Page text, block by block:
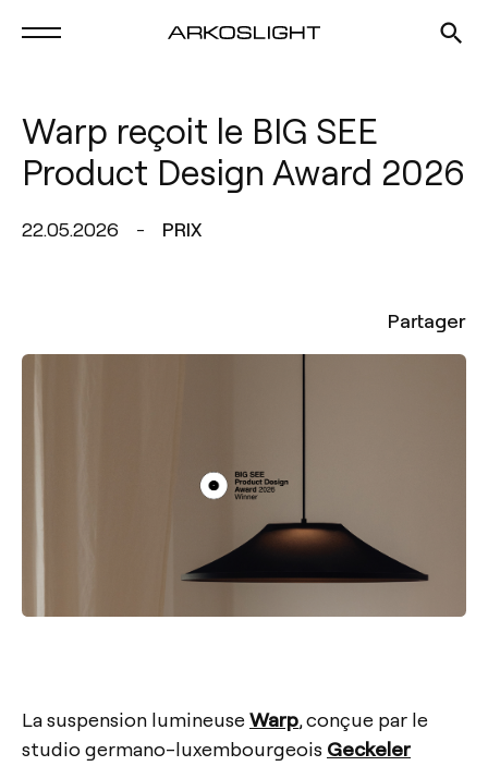
Warp reçoit le BIG SEE
Product Design Award 2026
22.05.2026 PRIX
Partager
La suspension lumineuseWarp, conçue par le
studio germano-luxembourgeois Geckeler